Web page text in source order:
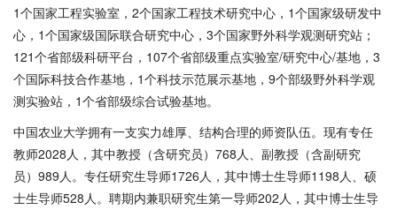
1个国家工程实验室，2个国家工程技术研究中心，1个国家级研发中
心，1个国家级国际联合研究中心，3个国家野外科学观测研究站；
121个省部级科研平台，107个省部级重点实验室/研究中心/基地，3
个国际科技合作基地，1个科技示范展示基地，9个部级野外科学观
测实验站，1个省部级综合试验基地。
中国农业大学拥有一支实力雄厚、结构合理的师资队伍。现有专任
教师2028人，其中教授（含研究员）768人、副教授（含副研究
员）989人。专任研究生导师1726人，其中博士生导师1198人、硕
士生导师528人。聘期内兼职研究生第一导师202人，其中博士生导